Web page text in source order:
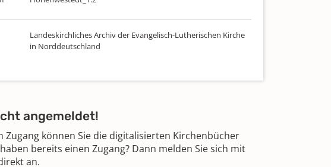
Landeskirchliches Archiv der Evangelisch-Lutherischen Kirche
in Norddeutschland
angemeldet!
Zugang können Sie die digitalisierten Kirchenbücher
bereits einen Zugang? Dann melden Sie sich mit
an.